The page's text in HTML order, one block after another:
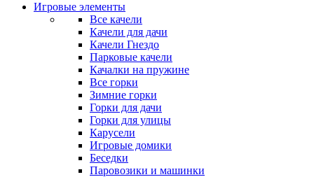
Игровые элементы
Все качели
Качели для дачи
Качели Гнездо
Парковые качели
Качалки на пружине
Все горки
Зимние горки
Горки для дачи
Горки для улицы
Карусели
Игровые домики
Беседки
Паровозики и машинки